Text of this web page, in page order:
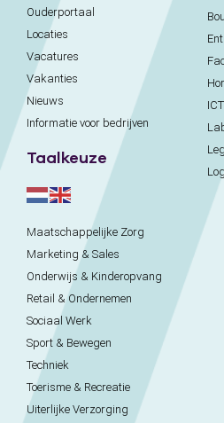
Ouderportaal
Locaties
Vacatures
Vakanties
Nieuws
Informatie voor bedrijven
Taalkeuze
Maatschappelijke Zorg
Marketing & Sales
Onderwijs & Kinderopvang
Retail & Ondernemen
Sociaal Werk
Sport & Bewegen
Techniek
Toerisme & Recreatie
Uiterlijke Verzorging